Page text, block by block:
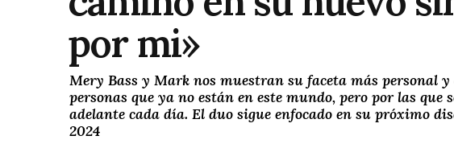
por mi»
Mery Bass y Mark nos muestran su faceta más personal
personas que ya no están en este mundo, pero por las que
adelante cada día. El duo sigue enfocado en su próximo
2024